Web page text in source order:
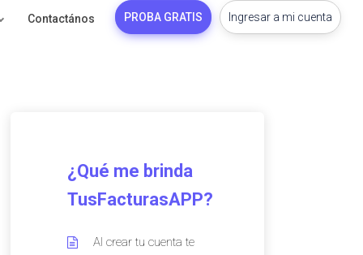
Contactános PROBA GRATIS Ingresar a mi cuenta
¿Qué me brinda
TusFacturasAPP?
Al crear tu cuenta te